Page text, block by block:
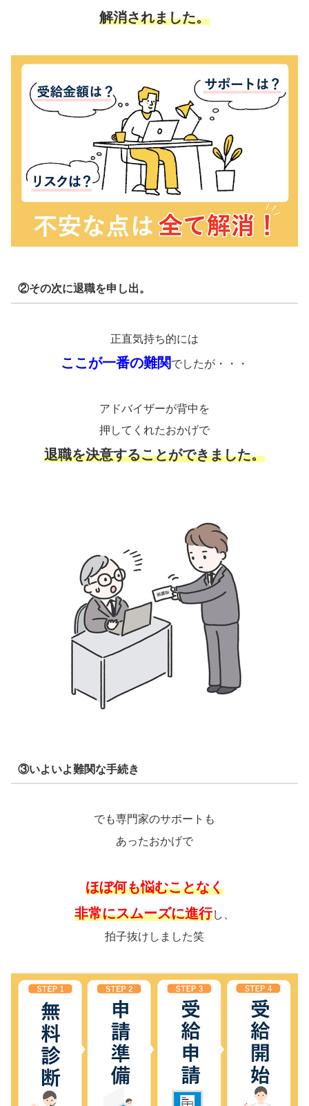
解消されました。
②その次に退職を申し出。
正直気持ち的には
ここが一番の難関でしたが・・・
アドバイザーが背中を
押してくれたおかげで
退職を決意することができました。
③いよいよ難関な手続き
でも専門家のサポートも
あったおかげで
ほぼ何も悩むことなく
非常にスムーズに進行し、
拍子抜けしました笑